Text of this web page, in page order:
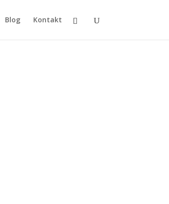
Blog Kontakt